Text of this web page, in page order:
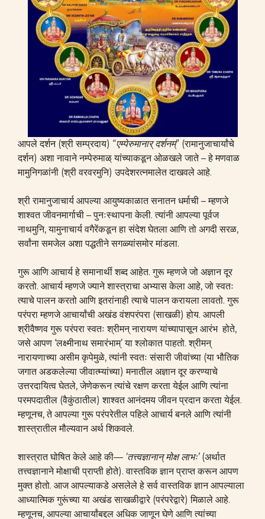
आपले दर्शन (श्री सम्प्रदाय) “एम्पेरुमानार् दर्शनम्” (रामानुजाचार्यांचे
दर्शन) अशा नावाने नम्पेरुमाळ् यांच्याकडून ओळखले जाते – हे मणवाळ
मामुनिगळांनी (श्री वरवरमुनि) उपदेशरत्नमालेत दाखवले आहे.
श्री रामानुजाचार्य आपल्या आयुष्यकाळात सनातन धर्माची – म्हणजे
शाश्वत जीवनमार्गाची – पुनःस्थापना केली. त्यांनी आपल्या पूर्वज
नाथमुनि, यामुनाचार्य वगैरेंकडून हा संदेश घेतला आणि तो अगदी सरळ,
सर्वांना समजेल अशा पद्धतीने सगळ्यांसमोर मांडला.
गुरू आणि आचार्य हे समानार्थी शब्द आहेत. गुरू म्हणजे जो अज्ञान दूर
करतो. आचार्य म्हणजे ज्याने शास्त्राचा अभ्यास केला आहे, जो स्वतः
त्याचे पालन करतो आणि इतरांनाही त्याचे पालन करायला लावतो. गुरू
परंपरा म्हणजे आचार्यांची अखंड वंशपरंपरा (साखळी) होय. आपली
श्रीवैष्णव गुरू परंपरा स्वतः श्रीमन् नारायण यांच्यापासून आरंभ होते,
जसे आपण ‘लक्ष्मीनाथ समारंभाम्’ या श्लोकात पाहतो. श्रीमन्
नारायणाच्या असीम कृपेमुळे, त्यांनी स्वतः संसारी जीवांच्या (या भौतिक
जगात अडकलेल्या जीवात्म्यांच्या) मनातील अज्ञान दूर करण्याचे
उत्तरदायित्व घेतले, जेणेकरून त्यांचे रक्षण करता येईल आणि त्यांना
परमपदातील (वैकुंठातील) शाश्वत आनंदमय जीवन प्रदान करता येईल.
म्हणूनच, ते आपल्या गुरू परंपरेतील पहिले आचार्य बनले आणि त्यांनी
शास्त्रातील मौल्यवान अर्थ शिकवले.
शास्त्रात घोषित केले आहे की— ‘तत्त्वज्ञानान् मोक्ष लाभः’(अर्थात
तत्त्वज्ञानाने मोक्षाची प्राप्ती होते). वास्तविक ज्ञान प्राप्त करून आपण
मुक्त होतो. आज आपल्याकडे असलेले हे सर्व वास्तविक ज्ञान आपल्याला
आध्यात्मिक गुरूंच्या या अखंड साखळीद्वारे (परंपरेद्वारे) मिळाले आहे.
म्हणूनच, आपल्या आचार्यांबद्दल अधिक जाणून घेणे आणि त्यांच्या